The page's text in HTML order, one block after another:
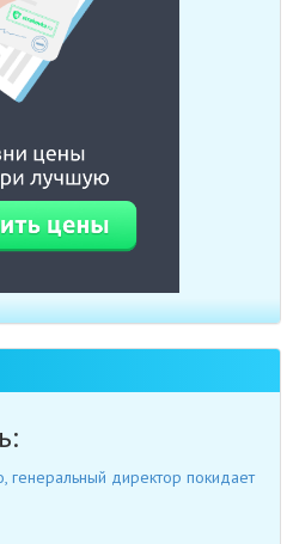
генеральный директор покидает